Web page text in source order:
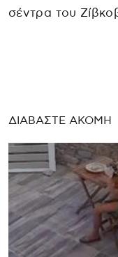
σέντρα του
ΔΙΑΒΑΣΤΕ ΑΚΟΜΗ